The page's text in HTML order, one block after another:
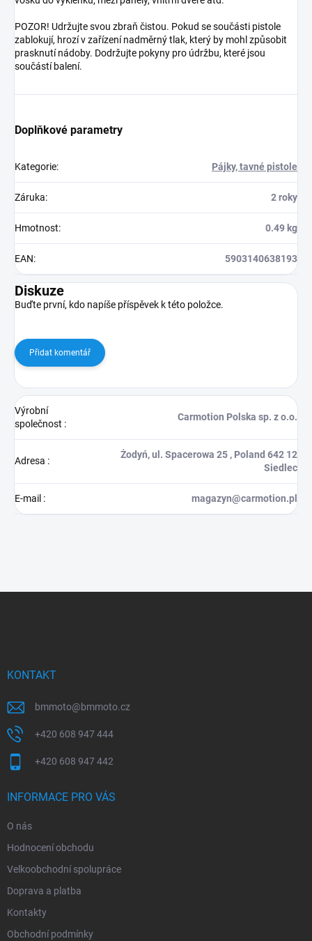
POZOR! Udržujte svou zbraň čistou. Pokud se součásti pistole
zablokují, hrozí v zařízení nadměrný tlak, který by mohl způsobit
prasknutí nádoby. Dodržujte pokyny pro údržbu, které jsou
součástí balení.
Doplňkové parametry
Kategorie: Pájky, tavné pistole
Záruka: 2 roky
Hmotnost: 0.49 kg
EAN: 5903140638193
Diskuze
Buďte první, kdo napíše příspěvek k této položce.
Přidat komentář
Výrobní
společnost :
Carmotion Polska sp. z o.o.
Adresa :
Żodyń, ul. Spacerowa 25 , Poland 642 12
Siedlec
E-mail : magazyn@carmotion.pl
KONTAKT
bmmoto@bmmoto.cz
+420 608 947 444
+420 608 947 442
INFORMACE PRO VÁS
O nás
Hodnocení obchodu
Velkoobchodní spolupráce
Doprava a platba
Kontakty
Obchodní podmínky